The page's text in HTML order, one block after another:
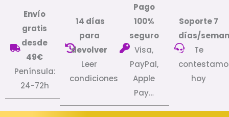
Envío
gratis
desde
49€
Península:
24-72h
14 días
para
devolver
Leer
condiciones
Pago
100%
seguro
Visa,
PayPal,
Apple
Pay…
Soporte 7
días/
Te
hoy